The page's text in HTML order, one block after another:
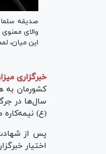
صدیقه
والای
این میان،
خبرگزاری
کشورمان به
سال‌ها در
(ع) نیمه‌کاره
پس از
اختیار